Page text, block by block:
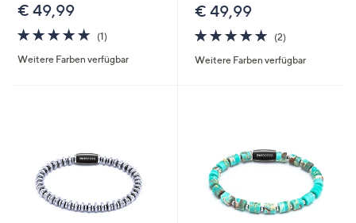
€ 49,99
5.0
von
5
(1)1
Weitere Farben verfügbar
€ 49,99
5.0
von
5
(2)2
Weitere Farben verfügbar